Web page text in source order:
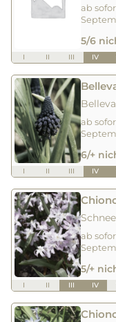
ab
5/6
I II III IV
ab
6/+
I II III IV
ab
5/+
I II III IV